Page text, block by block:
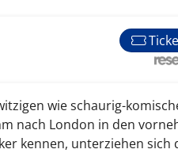
wie schaurig-
nach London in den
kennen, unterziehen sich